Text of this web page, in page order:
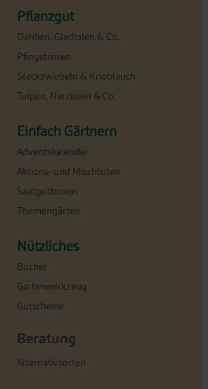
Pflanzgut
Dahlien, Gladiolen & Co.
Pfingstrosen
Steckzwiebeln & Knoblauch
Tulpen, Narzissen & Co.
Einfach Gärtnern
Adventskalender
Aktions- und Mischtüten
Saatgutboxen
Themengärten
Nützliches
Bücher
Gartenwerkzeug
Gutscheine
Beratung
Alternativsorten